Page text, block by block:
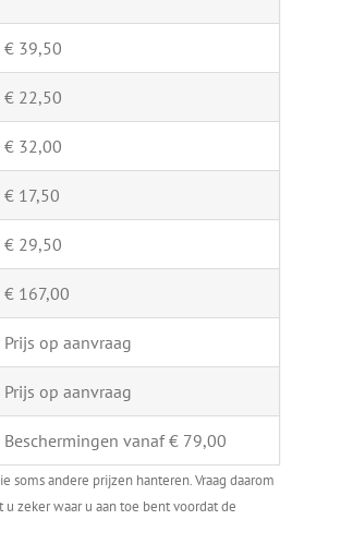
€ 39,50
€ 22,50
€ 32,00
€ 17,50
€ 29,50
€ 167,00
Prijs op aanvraag
Prijs op aanvraag
Beschermingen vanaf € 79,00
andere prijzen hanteren. Vraag daarom
zeker waar u aan toe bent voordat de